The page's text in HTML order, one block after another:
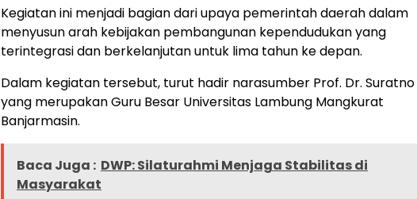
Kegiatan ini menjadi bagian dari upaya pemerintah daerah dalam
menyusun arah kebijakan pembangunan kependudukan yang
terintegrasi dan berkelanjutan untuk lima tahun ke depan.
Dalam kegiatan tersebut, turut hadir narasumber Prof. Dr. Suratno
yang merupakan Guru Besar Universitas Lambung Mangkurat
Banjarmasin.
Baca Juga : DWP: Silaturahmi Menjaga Stabilitas di
Masyarakat